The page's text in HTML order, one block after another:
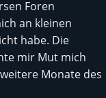
Foren
an kleinen
habe. Die
mir Mut mich
Monate des